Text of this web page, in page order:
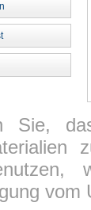
Sie,
vom